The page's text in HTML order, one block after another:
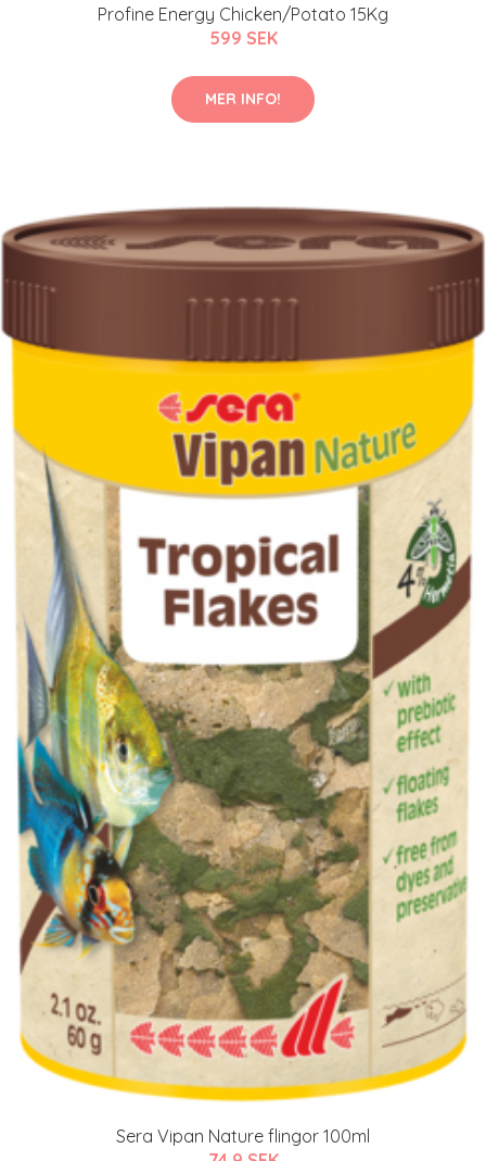
Profine Energy Chicken/Potato 15Kg
599 SEK
MER INFO!
Sera Vipan Nature flingor 100ml